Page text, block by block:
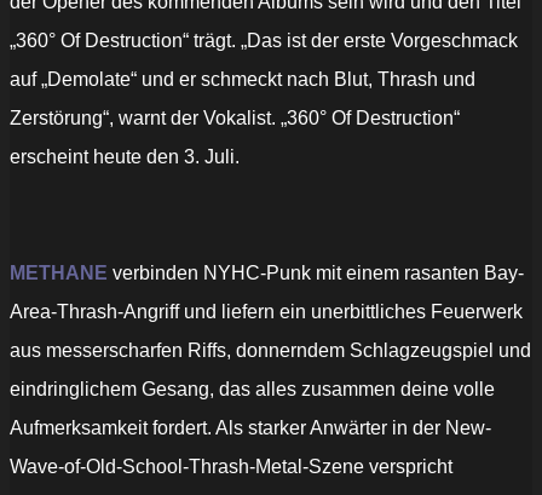
„360° Of Destruction“ trägt. „Das ist der erste Vorgeschmack
auf „Demolate“ und er schmeckt nach Blut, Thrash und
Zerstörung“, warnt der Vokalist. „360° Of Destruction“
erscheint heute den 3. Juli.
METHANE verbinden NYHC-Punk mit einem rasanten Bay-
Area-Thrash-Angriff und liefern ein unerbittliches Feuerwerk
aus messerscharfen Riffs, donnerndem Schlagzeugspiel und
eindringlichem Gesang, das alles zusammen deine volle
Aufmerksamkeit fordert. Als starker Anwärter in der New-
Wave-of-Old-School-Thrash-Metal-Szene verspricht